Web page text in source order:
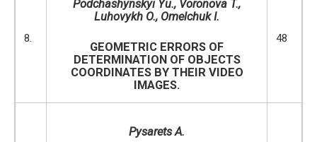
8.
Podchashynskyi Yu., Voronova T.,
Luhovykh O., Omelchuk I.
GEOMETRIC ERRORS OF
DETERMINATION OF OBJECTS
COORDINATES BY THEIR VIDEO
IMAGES.
48
Pysarets A.